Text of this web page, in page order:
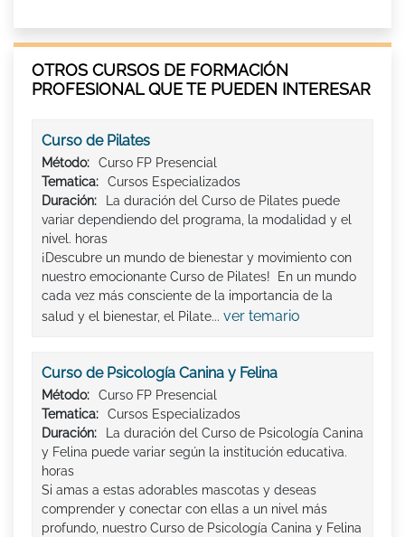
OTROS CURSOS DE FORMACIÓN
PROFESIONAL QUE TE PUEDEN INTERESAR
Curso de Pilates
Método:
Curso FP Presencial
Tematica:
Cursos Especializados
Duración:
La duración del Curso de Pilates puede
variar dependiendo del programa, la modalidad y el
nivel. horas
¡Descubre un mundo de bienestar y movimiento con
nuestro emocionante Curso de Pilates! En un mundo
cada vez más consciente de la importancia de la
salud y el bienestar, el Pilate... ver temario
Curso de Psicología Canina y Felina
Método:
Curso FP Presencial
Tematica:
Cursos Especializados
Duración:
La duración del Curso de Psicología Canina
y Felina puede variar según la institución educativa.
horas
Si amas a estas adorables mascotas y deseas
comprender y conectar con ellas a un nivel más
profundo, nuestro Curso de Psicología Canina y Felina